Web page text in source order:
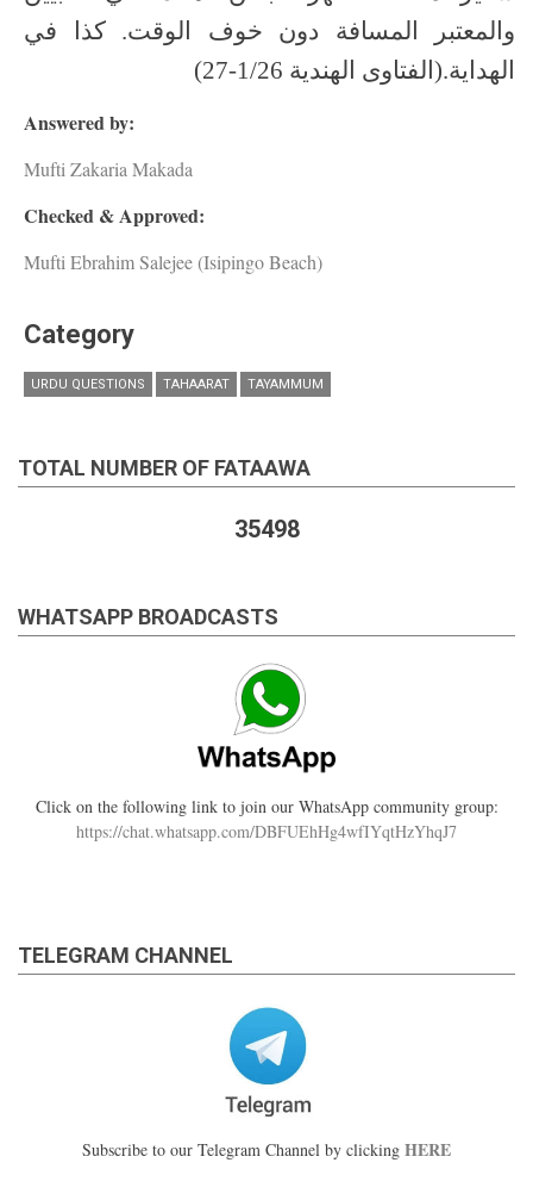
والمعتبر المسافة دون خوف الوقت. كذا في
الهداية.(الفتاوى الهندية 1/26-27)
Answered by:
Mufti Zakaria Makada
Checked & Approved:
Mufti Ebrahim Salejee (Isipingo Beach)
Category
URDU QUESTIONS TAHAARAT TAYAMMUM
TOTAL NUMBER OF FATAAWA
35498
WHATSAPP BROADCASTS
Click on the following link to join our WhatsApp community group:
https://chat.whatsapp.com/DBFUEhHg4wfIYqtHzYhqJ7
TELEGRAM CHANNEL
Subscribe to our Telegram Channel by clicking HERE